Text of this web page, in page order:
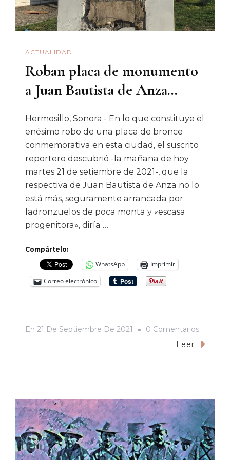
ACTUALIDAD
Roban placa de monumento
a Juan Bautista de Anza…
Hermosillo, Sonora.- En lo que constituye el
enésimo robo de una placa de bronce
conmemorativa en esta ciudad, el suscrito
reportero descubrió -la mañana de hoy
martes 21 de setiembre de 2021-, que la
respectiva de Juan Bautista de Anza no lo
está más, seguramente arrancada por
ladronzuelos de poca monta y «escasa
progenitora», diría …
Compártelo:
WhatsApp
Imprimir
Correo electrónico
En 21 De Septiembre De 2021 0 ComentariosEn
Roban
A
Juan
Bautista
De
Leer